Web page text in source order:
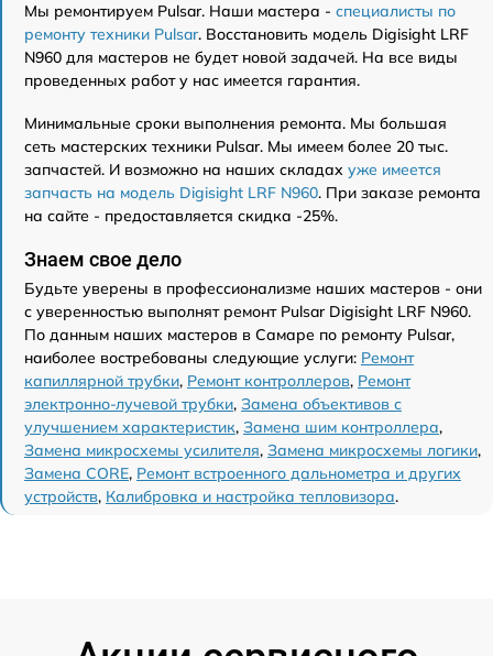
Мы ремонтируем Pulsar. Наши мастера - специалисты по
ремонту техники Pulsar. Восстановить модель Digisight LRF
N960 для мастеров не будет новой задачей. На все виды
проведенных работ у нас имеется гарантия.
Минимальные сроки выполнения ремонта. Мы большая
сеть мастерских техники Pulsar. Мы имеем более 20 тыс.
запчастей. И возможно на наших складах уже имеется
запчасть на модель Digisight LRF N960. При заказе ремонта
на сайте - предоставляется скидка -25%.
Знаем свое дело
Будьте уверены в профессионализме наших мастеров - они
с уверенностью выполнят ремонт Pulsar Digisight LRF N960.
По данным наших мастеров в Самаре по ремонту Pulsar,
наиболее востребованы следующие услуги: Ремонт
капиллярной трубки, Ремонт контроллеров, Ремонт
электронно-лучевой трубки, Замена объективов с
улучшением характеристик, Замена шим контроллера,
Замена микросхемы усилителя, Замена микросхемы логики,
Замена CORE, Ремонт встроенного дальнометра и других
устройств, Калибровка и настройка тепловизора.